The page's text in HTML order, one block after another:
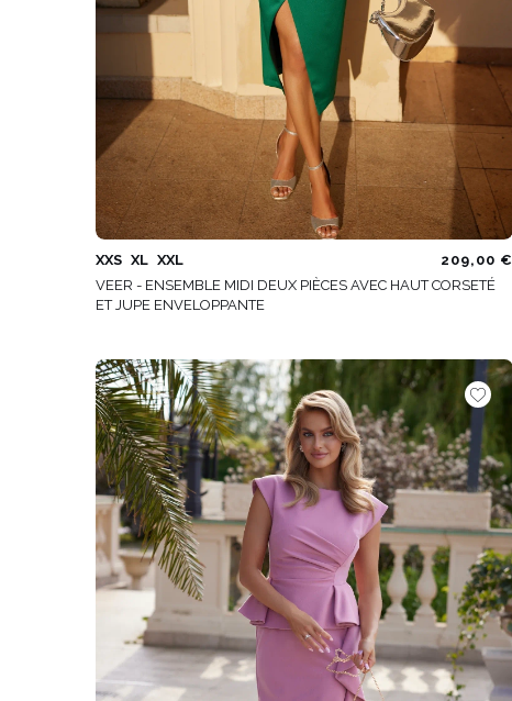
XXS XL XXL
209,00 €
VEER - ENSEMBLE MIDI DEUX PIÈCES AVEC HAUT CORSETÉ
ET JUPE ENVELOPPANTE